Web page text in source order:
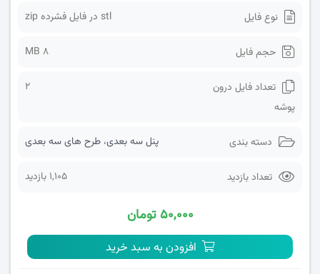
نوع فایل stl در فایل فشرده zip
حجم فایل 8 MB
تعداد فایل درون
پوشه
2
دسته بندی پنل سه بعدی، طرح های سه بعدی
تعداد بازدید 1,105 بازدید
۵۰,۰۰۰ تومان
افزودن به سبد خرید